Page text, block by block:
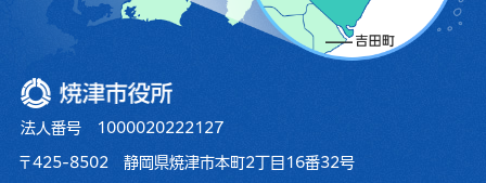
焼津市役所
法人番号 1000020222127
〒425-8502 静岡県焼津市本町2丁目16番32号